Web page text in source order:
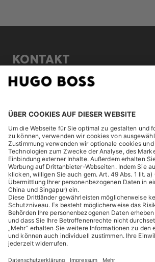
KONTAKT
ENTDECKEN
HUGO BOSS Corporate